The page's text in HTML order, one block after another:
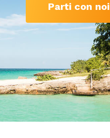
Parti con noi